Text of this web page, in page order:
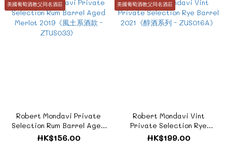
美國葡萄酒教父同名酒莊
Robert Mondavi Private
Selection Rum Barrel Aged
Merlot 2019《風土系酒款 -
ZTUS033》
HK$156.00
美國葡萄酒教父同名酒莊
Robert Mondavi Vint
Private Selection Rye
Barrel 2021《醇酒系列 -
ZUS016A》
HK$199.00